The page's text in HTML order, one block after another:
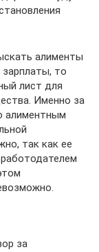
алименты
то
лист для
Именно за
алиментным
так как ее
за